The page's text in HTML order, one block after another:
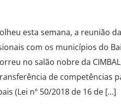
esta semana, a reunião
com os municípios do
no salão nobre da
de competências
(Lei nº 50/2018 de 16 de […]